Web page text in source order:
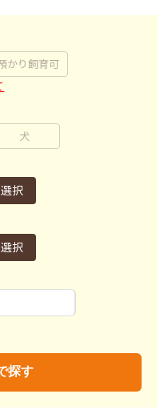
かり飼育可
犬
選択
選択
探す